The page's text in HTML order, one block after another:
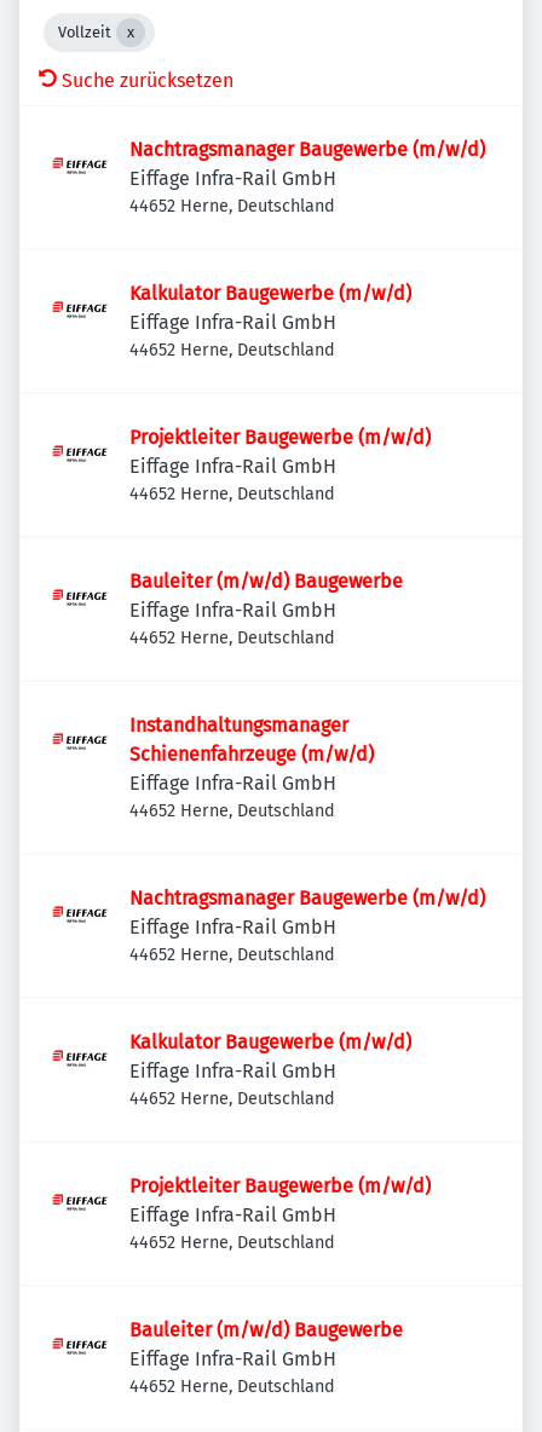
Vollzeit
Suche zurücksetzen
Nachtragsmanager Baugewerbe (m/w/d)
Eiffage Infra-Rail GmbH
44652 Herne, Deutschland
Kalkulator Baugewerbe (m/w/d)
Eiffage Infra-Rail GmbH
44652 Herne, Deutschland
Projektleiter Baugewerbe (m/w/d)
Eiffage Infra-Rail GmbH
44652 Herne, Deutschland
Bauleiter (m/w/d) Baugewerbe
Eiffage Infra-Rail GmbH
44652 Herne, Deutschland
Instandhaltungsmanager
Schienenfahrzeuge (m/w/d)
Eiffage Infra-Rail GmbH
44652 Herne, Deutschland
Nachtragsmanager Baugewerbe (m/w/d)
Eiffage Infra-Rail GmbH
44652 Herne, Deutschland
Kalkulator Baugewerbe (m/w/d)
Eiffage Infra-Rail GmbH
44652 Herne, Deutschland
Projektleiter Baugewerbe (m/w/d)
Eiffage Infra-Rail GmbH
44652 Herne, Deutschland
Bauleiter (m/w/d) Baugewerbe
Eiffage Infra-Rail GmbH
44652 Herne, Deutschland